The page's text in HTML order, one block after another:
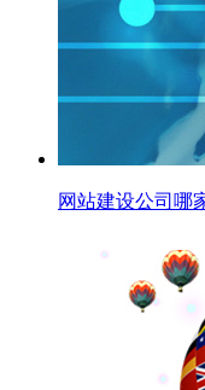
网站建设公司哪